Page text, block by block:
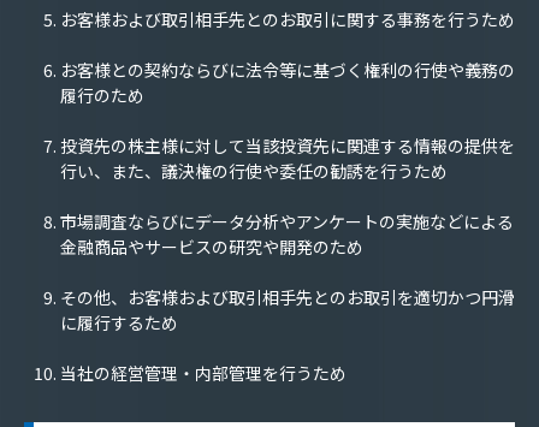
お客様および取引相手先とのお取引に関する事務を行うため
お客様との契約ならびに法令等に基づく権利の行使や義務の
履行のため
投資先の株主様に対して当該投資先に関連する情報の提供を
行い、また、議決権の行使や委任の勧誘を行うため
市場調査ならびにデータ分析やアンケートの実施などによる
金融商品やサービスの研究や開発のため
その他、お客様および取引相手先とのお取引を適切かつ円滑
に履行するため
当社の経営管理・内部管理を行うため